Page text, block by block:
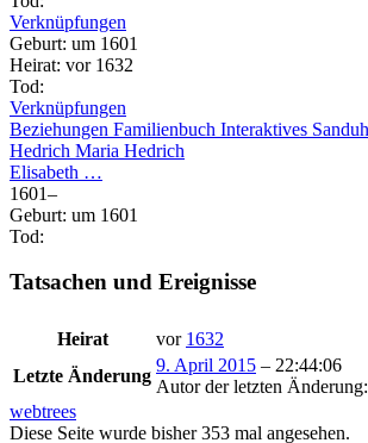
Verknüpfungen
Geburt: um 1601
Heirat: vor 1632
Tod:
Verknüpfungen
Beziehungen Familienbuch Interaktives
Hedrich Maria Hedrich
Elisabeth …
1601–
Geburt: um 1601
Tod:
Tatsachen und Ereignisse
Heirat vor 1632
Letzte Änderung
9. April 2015 – 22:44:06
Autor der letzten Änderung:
webtrees
Diese Seite wurde bisher353 mal angesehen.